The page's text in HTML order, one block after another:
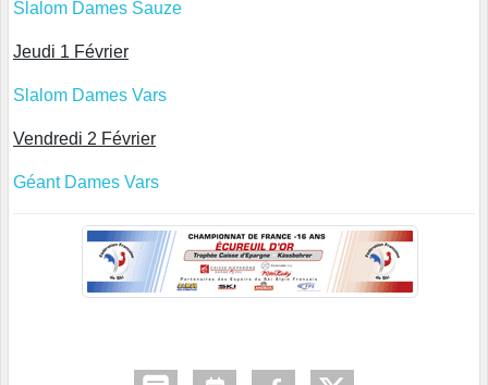
Slalom Dames Sauze
Jeudi 1 Février
Slalom Dames Vars
Vendredi 2 Février
Géant Dames Vars